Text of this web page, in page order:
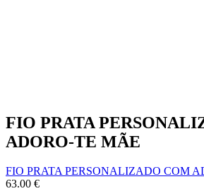
FIO PRATA
ADORO-TE MÃE
FIO PRATA PERSONALIZADO COM
63.00 €